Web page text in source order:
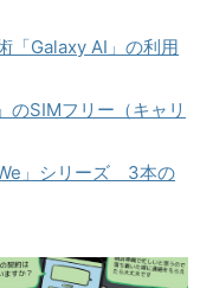
「Galaxy AI」の利用
のSIMフリー（キャリ
」シリーズ 3本の